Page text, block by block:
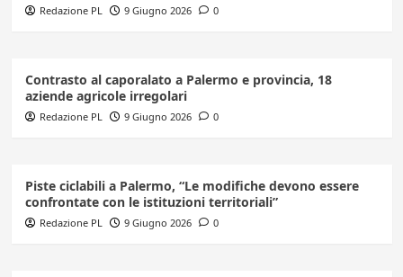
Redazione PL 9 Giugno 2026 0
Contrasto al caporalato a Palermo e provincia, 18
aziende agricole irregolari
Redazione PL 9 Giugno 2026 0
Piste ciclabili a Palermo, “Le modifiche devono essere
confrontate con le istituzioni territoriali”
Redazione PL 9 Giugno 2026 0